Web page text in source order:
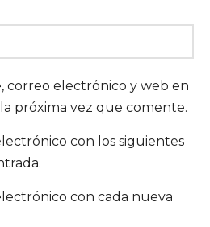
correo electrónico y web en
próxima vez que comente.
con los siguientes
con cada nueva